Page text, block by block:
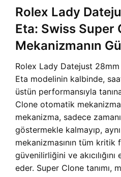
Rolex Lady
Eta: Swiss Super
Mekanizmanın
Rolex Lady Datejust
Eta modelinin kalbinde,
üstün performansıyla
Clone otomatik
mekanizma, sadece
göstermekle kalmayıp,
mekanizmasının tüm kritik
güvenilirliğini ve
eder. Super Clone tanımı,